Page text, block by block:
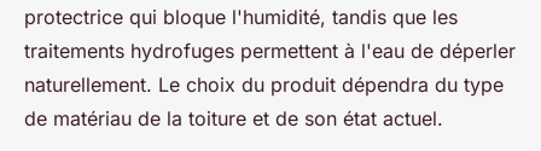
protectrice qui bloque l'humidité, tandis que les
traitements hydrofuges permettent à l'eau de déperler
naturellement. Le choix du produit dépendra du type
de matériau de la toiture et de son état actuel.